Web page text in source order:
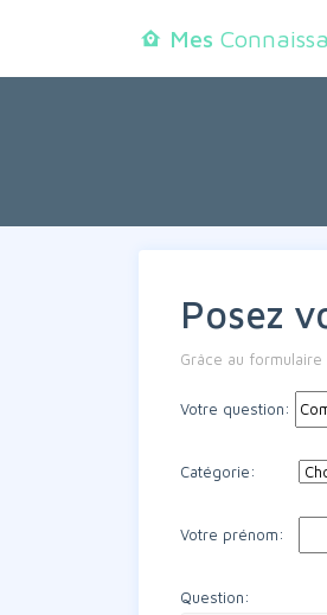
Mes
Posez
Grâce au
Votre question:
Catégorie:
Votre prénom:
Question: